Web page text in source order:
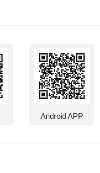
Android APP